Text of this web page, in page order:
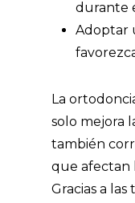
durante
Adoptar
La
solo mejora
también
que afectan
Gracias a